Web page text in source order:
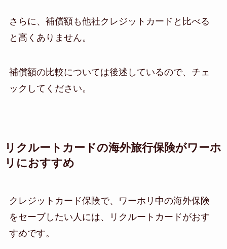
さらに、補償額も他社クレジットカードと比べる
と高くありません。
補償額の比較については後述しているので、チェ
ックしてください。
リクルートカードの海外旅行保険がワーホ
リにおすすめ
クレジットカード保険で、ワーホリ中の海外保険
をセーブしたい人には、リクルートカードがおす
すめです。